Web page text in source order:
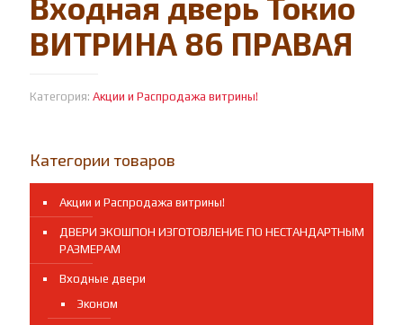
ВИТРИНА 86 ПРАВАЯ
Категория: Акции и Распродажа витрины!
Категории товаров
Акции и Распродажа витрины!
ДВЕРИ ЭКОШПОН ИЗГОТОВЛЕНИЕ ПО НЕСТАНДАРТНЫМ
РАЗМЕРАМ
Входные двери
Эконом